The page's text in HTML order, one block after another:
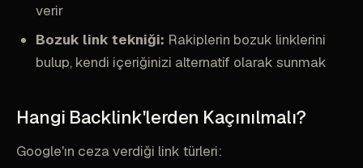
verir
Bozuk link tekniği: Rakiplerin bozuk linklerini
bulup, kendi içeriğinizi alternatif olarak sunmak
Hangi Backlink'lerden Kaçınılmalı?
Google'ın ceza verdiği link türleri: